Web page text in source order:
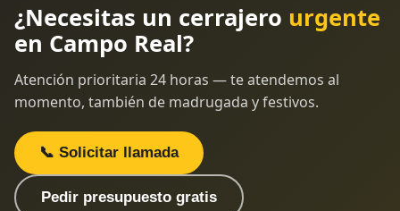
¿Necesitas un cerrajero urgente
en Campo Real?
Atención prioritaria 24 horas — te atendemos al
momento, también de madrugada y festivos.
📞 Solicitar llamada
Pedir presupuesto gratis